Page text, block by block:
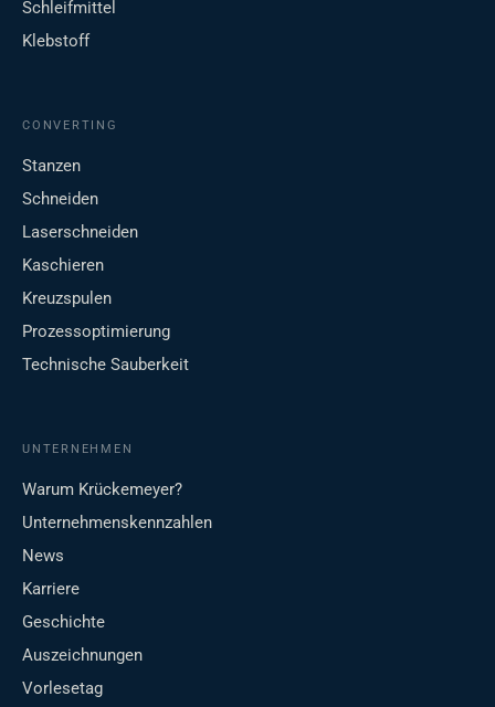
Schleifmittel
Klebstoff
CONVERTING
Stanzen
Schneiden
Laserschneiden
Kaschieren
Kreuzspulen
Prozessoptimierung
Technische Sauberkeit
UNTERNEHMEN
Warum Krückemeyer?
Unternehmenskennzahlen
News
Karriere
Geschichte
Auszeichnungen
Vorlesetag